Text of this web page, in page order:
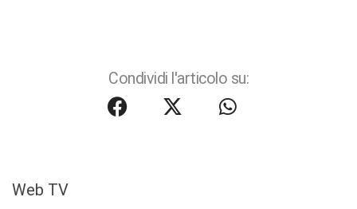
Condividi l'articolo su:
Web TV